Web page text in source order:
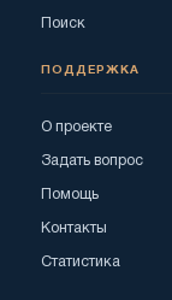
Поиск
ПОДДЕРЖКА
О проекте
Задать вопрос
Помощь
Контакты
Статистика